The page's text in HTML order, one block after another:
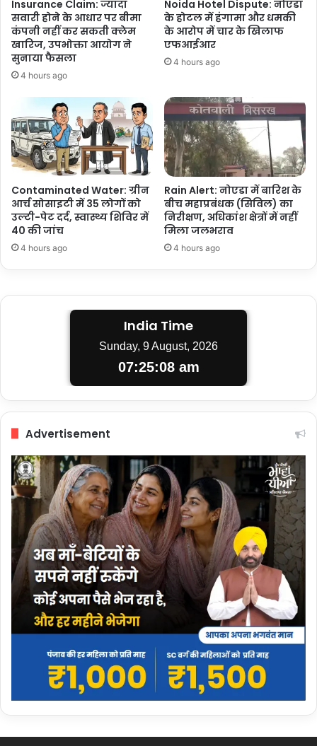
Insurance Claim: ज्यादा
सवारी होने के आधार पर बीमा
कंपनी नहीं कर सकती क्लेम
खारिज, उपभोक्ता आयोग ने
सुनाया फैसला
4 hours ago
Noida Hotel Dispute: नोएडा
के होटल में हंगामा और धमकी
के आरोप में चार के खिलाफ
एफआईआर
4 hours ago
Contaminated Water: ग्रीन
आर्च सोसाइटी में 35 लोगों को
उल्टी-पेट दर्द, स्वास्थ्य शिविर में
40 की जांच
4 hours ago
Rain Alert: नोएडा में बारिश के
बीच महाप्रबंधक (सिविल) का
निरीक्षण, अधिकांश क्षेत्रों में नहीं
मिला जलभराव
4 hours ago
India Time
Sunday, 9 August, 2026
07:25:09 am
Advertisement